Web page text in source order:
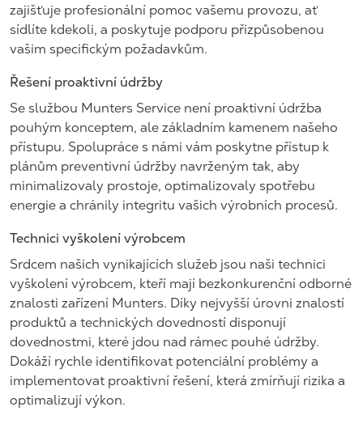
zajišťuje profesionální pomoc vašemu provozu, ať
sídlíte kdekoli, a poskytuje podporu přizpůsobenou
vašim specifickým požadavkům.
Řešení proaktivní údržby
Se službou Munters Service není proaktivní údržba
pouhým konceptem, ale základním kamenem našeho
přístupu. Spolupráce s námi vám poskytne přístup k
plánům preventivní údržby navrženým tak, aby
minimalizovaly prostoje, optimalizovaly spotřebu
energie a chránily integritu vašich výrobních procesů.
Technici vyškolení výrobcem
Srdcem našich vynikajících služeb jsou naši technici
vyškolení výrobcem, kteří mají bezkonkurenční odborné
znalosti zařízení Munters. Díky nejvyšší úrovni znalostí
produktů a technických dovedností disponují
dovednostmi, které jdou nad rámec pouhé údržby.
Dokáží rychle identifikovat potenciální problémy a
implementovat proaktivní řešení, která zmírňují rizika a
optimalizují výkon.